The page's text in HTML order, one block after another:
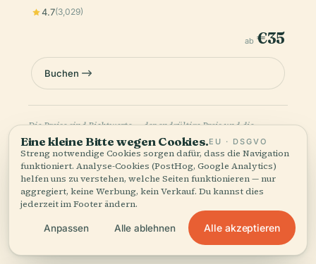
4.7(3,029)
ab €35
Buchen
Die Preise sind Richtwerte — der endgültige Preis und die
Verfügbarkeit werden beim Bezahlvorgang bestätigt. Audiala
kann eine Provision für Buchungen über diese Links verdienen.
Eine kleine Bitte wegen Cookies.EU · DSGVO
Streng notwendige Cookies sorgen dafür, dass die Navigation
funktioniert. Analyse-Cookies (PostHog, Google Analytics)
helfen uns zu verstehen, welche Seiten funktionieren — nur
aggregiert, keine Werbung, kein Verkauf. Du kannst dies
jederzeit im Footer ändern.
Anpassen Alle ablehnen Alle akzeptieren